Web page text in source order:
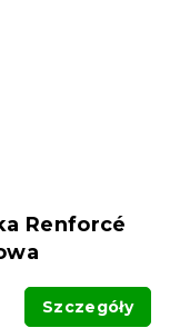
Renforcé
Szczegóły